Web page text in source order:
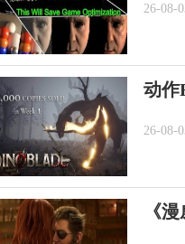
26-08-
动作
26-08-
《